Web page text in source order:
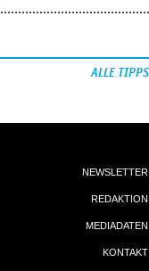
ALLE TIPPS
NEWSLETTER
REDAKTION
MEDIADATEN
KONTAKT